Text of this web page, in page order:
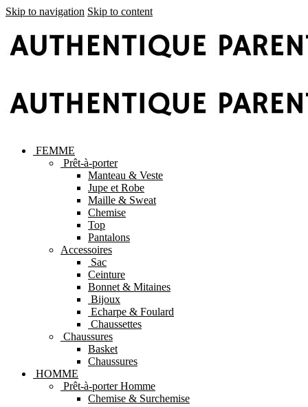
Skip to navigation Skip to content
FEMME
Prêt-à-porter
Manteau & Veste
Jupe et Robe
Maille & Sweat
Chemise
Top
Pantalons
Accessoires
Sac
Ceinture
Bonnet & Mitaines
Bijoux
Echarpe & Foulard
Chaussettes
Chaussures
Basket
Chaussures
HOMME
Prêt-à-porter Homme
Chemise & Surchemise